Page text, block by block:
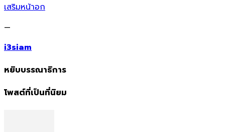
เสริมหน้าอก
—
i3siam
หยิบบรรณาธิการ
โพสต์ที่เป็นที่นิยม